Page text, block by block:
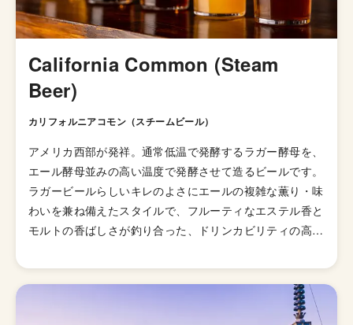
California Common (Steam
Beer)
カリフォルニアコモン（スチームビール）
アメリカ西部が発祥。通常低温で発酵するラガー酵母を、
エール酵母並みの高い温度で発酵させて造るビールです。
ラガービールらしいキレのよさにエールの複雑な薫り・味
わいを兼ね備えたスタイルで、フルーティなエステル香と
モルトの香ばしさが釣り合った、ドリンカビリティの高い
ボトルの栓から勢いよく噴き出す泡を蒸気に準えたもの。
このビールが生まれたとされるゴールドラッシュの往時を